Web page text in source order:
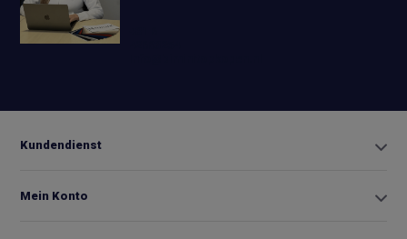
Kundendienst
Mein Konto